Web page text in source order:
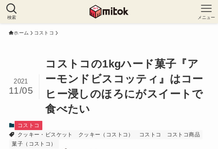
検索 メニュー
ホーム コストコ
コストコの1kgハード菓子『ア
ーモンドビスコッティ』はコー
ヒー浸しのほろにがスイートで
食べたい
2021
11/05
コストコ
クッキー・ビスケット
クッキー（コストコ） コストコ
コストコ商品
菓子（コストコ）